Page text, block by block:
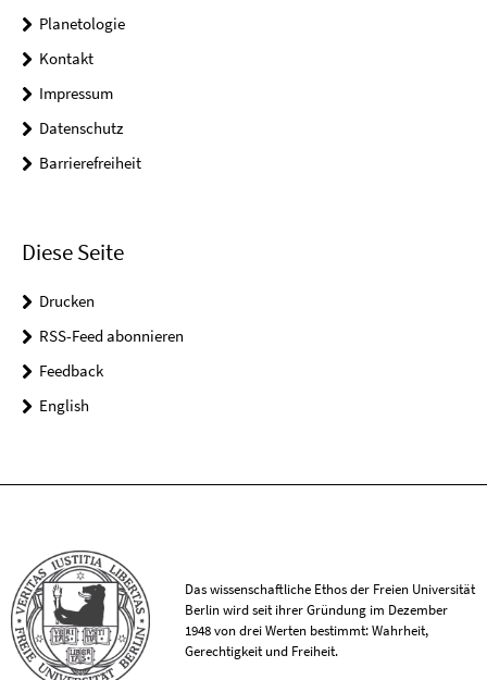
Planetologie
Kontakt
Impressum
Datenschutz
Barrierefreiheit
Diese Seite
Drucken
RSS-Feed abonnieren
Feedback
English
Das wissenschaftliche Ethos der Freien Universität
Berlin wird seit ihrer Gründung im Dezember
1948 von drei Werten bestimmt: Wahrheit,
Gerechtigkeit und Freiheit.